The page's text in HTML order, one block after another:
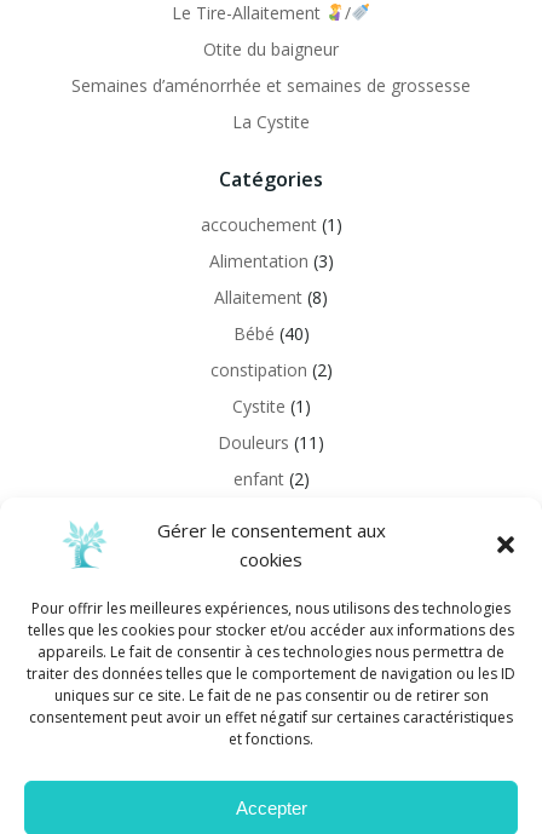
Gérer le consentement aux
cookies
Pour offrir les meilleures expériences, nous utilisons des technologies
telles que les cookies pour stocker et/ou accéder aux informations des
appareils. Le fait de consentir à ces technologies nous permettra de
traiter des données telles que le comportement de navigation ou les ID
uniques sur ce site. Le fait de ne pas consentir ou de retirer son
consentement peut avoir un effet négatif sur certaines caractéristiques
et fonctions.
Accepter
Le Tire-Allaitement
/
Otite du baigneur
Semaines d’aménorrhée et semaines de grossesse
La Cystite
Catégories
accouchement(1)
Alimentation (3)
Allaitement (8)
Bébé (40)
constipation (2)
Cystite (1)
Douleurs (11)
enfant(2)
Information(11)
Sports(1)
Uncategorized(2)
lien bebe this is a link